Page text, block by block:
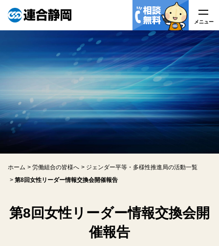
メニュー
連合静岡について
はたらく皆様へ
労働組合の皆様へ
アクセス
ホーム 労働組合の皆様へ
ジェンダー平等・多様性推進局の活動一覧
第8回女性リーダー情報交換会開催報告
第8回女性リーダー情報交換会開
催報告